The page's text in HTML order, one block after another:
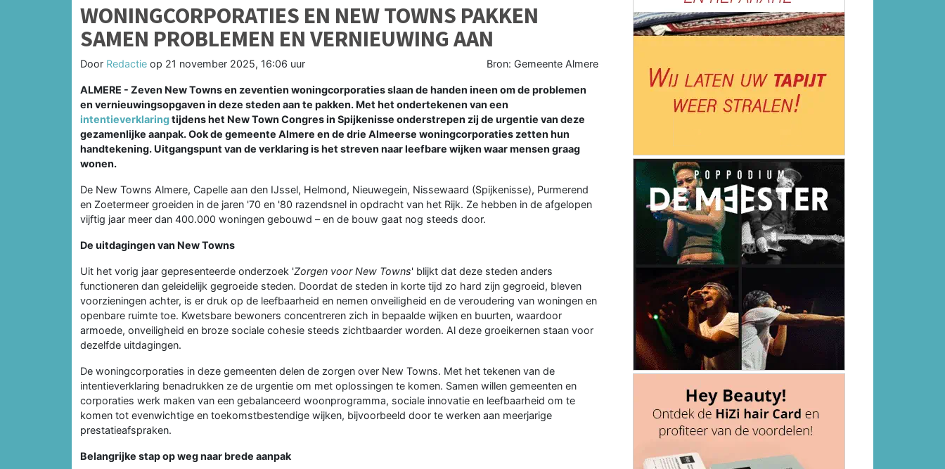
WONINGCORPORATIES EN NEW TOWNS PAKKEN
SAMEN PROBLEMEN EN VERNIEUWING AAN
Door Redactie op 21 november 2025, 16:06 uur Bron: Gemeente Almere
ALMERE - Zeven New Towns en zeventien woningcorporaties slaan de handen ineen om de problemen
en vernieuwingsopgaven in deze steden aan te pakken. Met het ondertekenen van een
intentieverklaringtijdens het New Town Congres in Spijkenisse onderstrepen zij de urgentie van deze
gezamenlijke aanpak. Ook de gemeente Almere en de drie Almeerse woningcorporaties zetten hun
handtekening. Uitgangspunt van de verklaring is het streven naar leefbare wijken waar mensen graag
wonen.
De New Towns Almere, Capelle aan den IJssel, Helmond, Nieuwegein, Nissewaard (Spijkenisse), Purmerend
en Zoetermeer groeiden in de jaren '70 en '80 razendsnel in opdracht van het Rijk. Ze hebben in de afgelopen
vijftig jaar meer dan 400.000 woningen gebouwd – en de bouw gaat nog steeds door.
De uitdagingen van New Towns
Uit het vorig jaar gepresenteerde onderzoek 'Zorgen voor New Towns' blijkt dat deze steden anders
functioneren dan geleidelijk gegroeide steden. Doordat de steden in korte tijd zo hard zijn gegroeid, bleven
voorzieningen achter, is er druk op de leefbaarheid en nemen onveiligheid en de veroudering van woningen en
openbare ruimte toe. Kwetsbare bewoners concentreren zich in bepaalde wijken en buurten, waardoor
armoede, onveiligheid en broze sociale cohesie steeds zichtbaarder worden. Al deze groeikernen staan voor
dezelfde uitdagingen.
De woningcorporaties in deze gemeenten delen de zorgen over New Towns. Met het tekenen van de
intentieverklaring benadrukken ze de urgentie om met oplossingen te komen. Samen willen gemeenten en
corporaties werk maken van een gebalanceerd woonprogramma, sociale innovatie en leefbaarheid om te
komen tot evenwichtige en toekomstbestendige wijken, bijvoorbeeld door te werken aan meerjarige
prestatieafspraken.
Belangrijke stap op weg naar brede aanpak